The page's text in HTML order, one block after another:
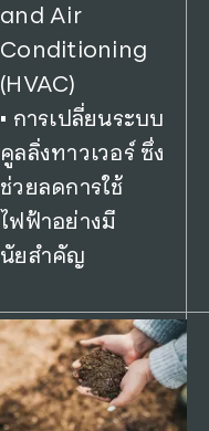
and Air
Conditioning
(HVAC)
• การเปลี่ยนระบบ
คูลลิ่งทาวเวอร์ ซึ่ง
ช่วยลดการใช้
ไฟฟ้าอย่างมี
นัยสำคัญ